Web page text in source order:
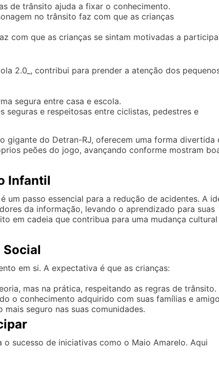
de trânsito ajuda a fixar o conhecimento.
no trânsito faz com que as crianças
com que as crianças se sintam motivadas a
2.0_, contribui para prender a atenção dos
segura entre casa e escola.
seguras e respeitosas entre ciclistas, pedestres e
gigante do Detran-RJ, oferecem uma forma divertida
peões do jogo, avançando conforme mostram
Infantil
um passo essencial para a redução de acidentes. A
da informação, levando o aprendizado para suas
em cadeia que contribua para uma mudança cultural
Social
em si. A expectativa é que as crianças:
mas na prática, respeitando as regras de trânsito.
o conhecimento adquirido com suas famílias e
seguro nas suas comunidades.
sucesso de iniciativas como o Maio Amarelo. Aqui